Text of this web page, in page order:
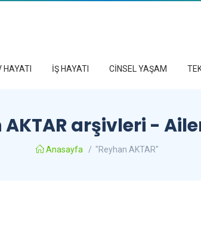
HAYATI İŞ HAYATI CİNSEL YAŞAM
AKTAR arşivleri -
Anasayfa / "Reyhan AKTAR"